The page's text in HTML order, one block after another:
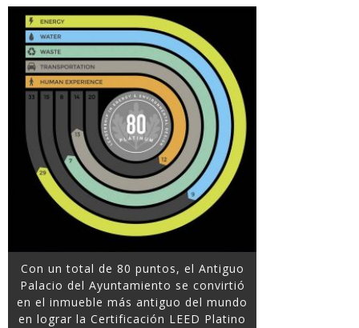
Con un total de 80 puntos, el Antiguo
Palacio del Ayuntamiento se convirtió
en el inmueble más antiguo del mundo
en lograr la Certificación LEED Platino